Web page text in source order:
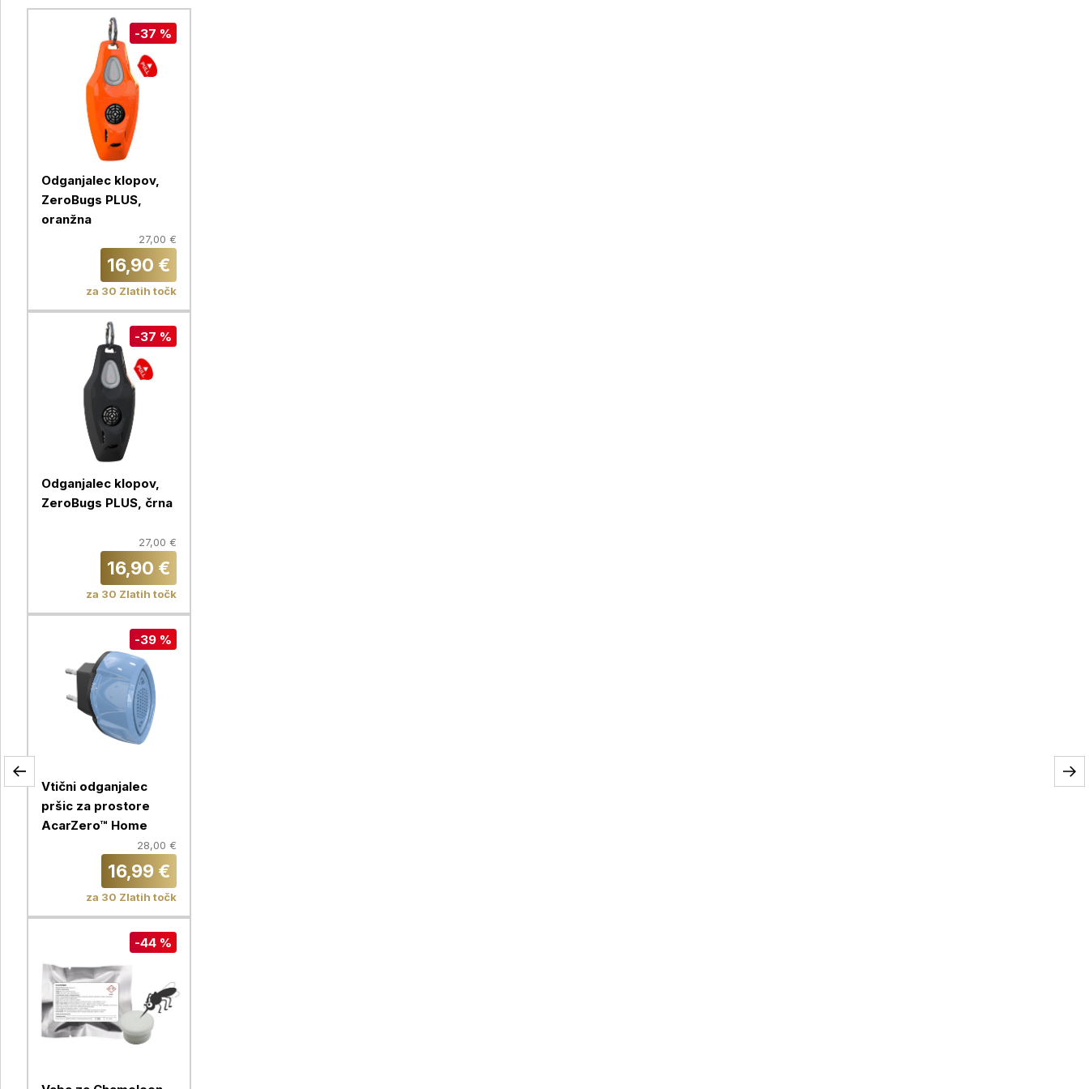
-37 %
Odganjalec klopov,
ZeroBugs PLUS,
oranžna
27,00 €
16,90 €
za 30 Zlatih točk
-37 %
Odganjalec klopov,
ZeroBugs PLUS, črna
27,00 €
16,90 €
za 30 Zlatih točk
-39 %
Vtični odganjalec
pršic za prostore
AcarZero™ Home
28,00 €
16,99 €
za 30 Zlatih točk
-44 %